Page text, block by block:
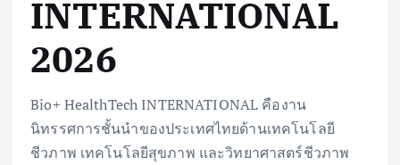
INTERNATIONAL
2026
Bio+ HealthTech INTERNATIONAL คืองาน
นิทรรศการชั้นนำของประเทศไทยด้านเทคโนโลยี
ชีวภาพ เทคโนโลยีสุขภาพ และวิทยาศาสตร์ชีวภาพ